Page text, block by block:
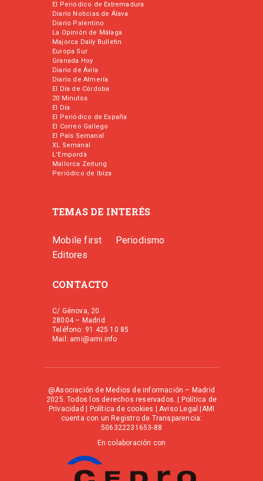
El Periódico de Extremadura
Diario Noticias de Álava
Diario Palentino
La Opinión de Málaga
Majorca Daily Bulletin
Europa Sur
Granada Hoy
Diario de Ávila
Diario de Almería
El Día de Córdoba
20 Minutos
El Día
El Periódico de España
El Correo Gallego
El País Semanal
XL Semanal
L’Empordà
Mallorca Zeitung
Periódico de Ibiza
TEMAS DE INTERÉS
Mobile first
Periodismo
Editores
CONTACTO
C/ Génova, 20
28004 – Madrid
Teléfono: 91 425 10 85
Mail: ami@ami.info
@Asociación de Medios de información – Madrid
2025. Todos los derechos reservados. |
Política de
Privacidad
Política de cookies Aviso Legal
|AMI
cuenta con un Registro de Transparencia:
506322231653-88
En colaboración con